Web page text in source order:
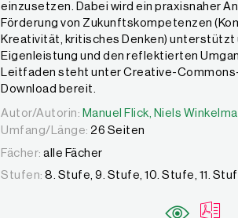
einzusetzen. Dabei wird ein praxisnaher
Förderung von Zukunftskompetenzen
Kreativität, kritisches Denken) unterstützt
Eigenleistung und den reflektierten
Leitfaden steht unter Creative-
Download bereit.
Autor/Autorin: Manuel Flick, Niels
Autor/Autorin: Manuel Flick, Niels
Umfang/Länge: 26 Seiten
Fächer: alle Fächer
Stufen: 8. Stufe, 9. Stufe, 10. Stufe, 11.